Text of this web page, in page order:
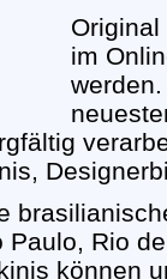
im
Paulo, Rio
können